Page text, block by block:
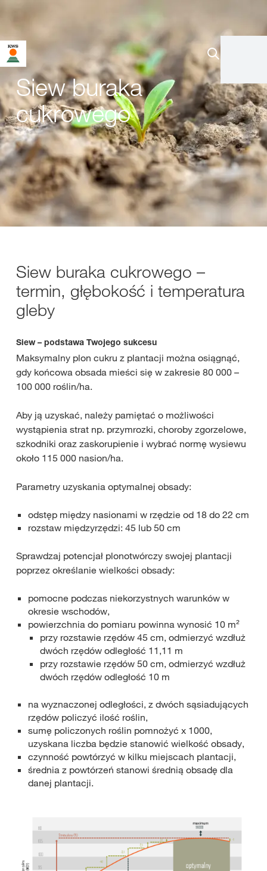
Siew buraka
cukrowego
Siew buraka cukrowego –
termin, głębokość i temperatura
gleby
Siew – podstawa Twojego sukcesu
Maksymalny plon cukru z plantacji można osiągnąć,
gdy końcowa obsada mieści się w zakresie 80 000 –
100 000 roślin/ha.
Aby ją uzyskać, należy pamiętać o możliwości
wystąpienia strat np. przymrozki, choroby zgorzelowe,
szkodniki oraz zaskorupienie i wybrać normę wysiewu
około 115 000 nasion/ha.
Parametry uzyskania optymalnej obsady:
odstęp między nasionami w rzędzie od 18 do 22 cm
rozstaw międzyrzędzi: 45 lub 50 cm
Sprawdzaj potencjał plonotwórczy swojej plantacji
poprzez określanie wielkości obsady:
pomocne podczas niekorzystnych warunków w
okresie wschodów,
powierzchnia do pomiaru powinna wynosić 10 m²
przy rozstawie rzędów 45 cm, odmierzyć wzdłuż
dwóch rzędów odległość 11,11 m
przy rozstawie rzędów 50 cm, odmierzyć wzdłuż
dwóch rzędów odległość 10 m
na wyznaczonej odległości, z dwóch sąsiadujących
rzędów policzyć ilość roślin​,
sumę policzonych roślin pomnożyć x 1000,
uzyskana liczba będzie stanowić wielkość obsady,
czynność powtórzyć w kilku miejscach plantacji,​
średnia z powtórzeń stanowi średnią obsadę dla
danej plantacji.